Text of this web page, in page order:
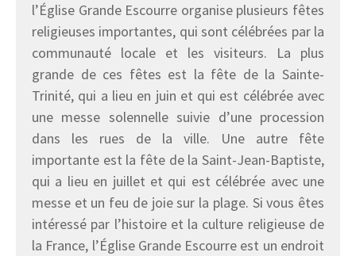
l’Église Grande Escourre organise plusieurs fêtes
religieuses importantes, qui sont célébrées par la
communauté locale et les visiteurs. La plus
grande de ces fêtes est la fête de la Sainte-
Trinité, qui a lieu en juin et qui est célébrée avec
une messe solennelle suivie d’une procession
dans les rues de la ville. Une autre fête
importante est la fête de la Saint-Jean-Baptiste,
qui a lieu en juillet et qui est célébrée avec une
messe et un feu de joie sur la plage. Si vous êtes
intéressé par l’histoire et la culture religieuse de
la France, l’Église Grande Escourre est un endroit